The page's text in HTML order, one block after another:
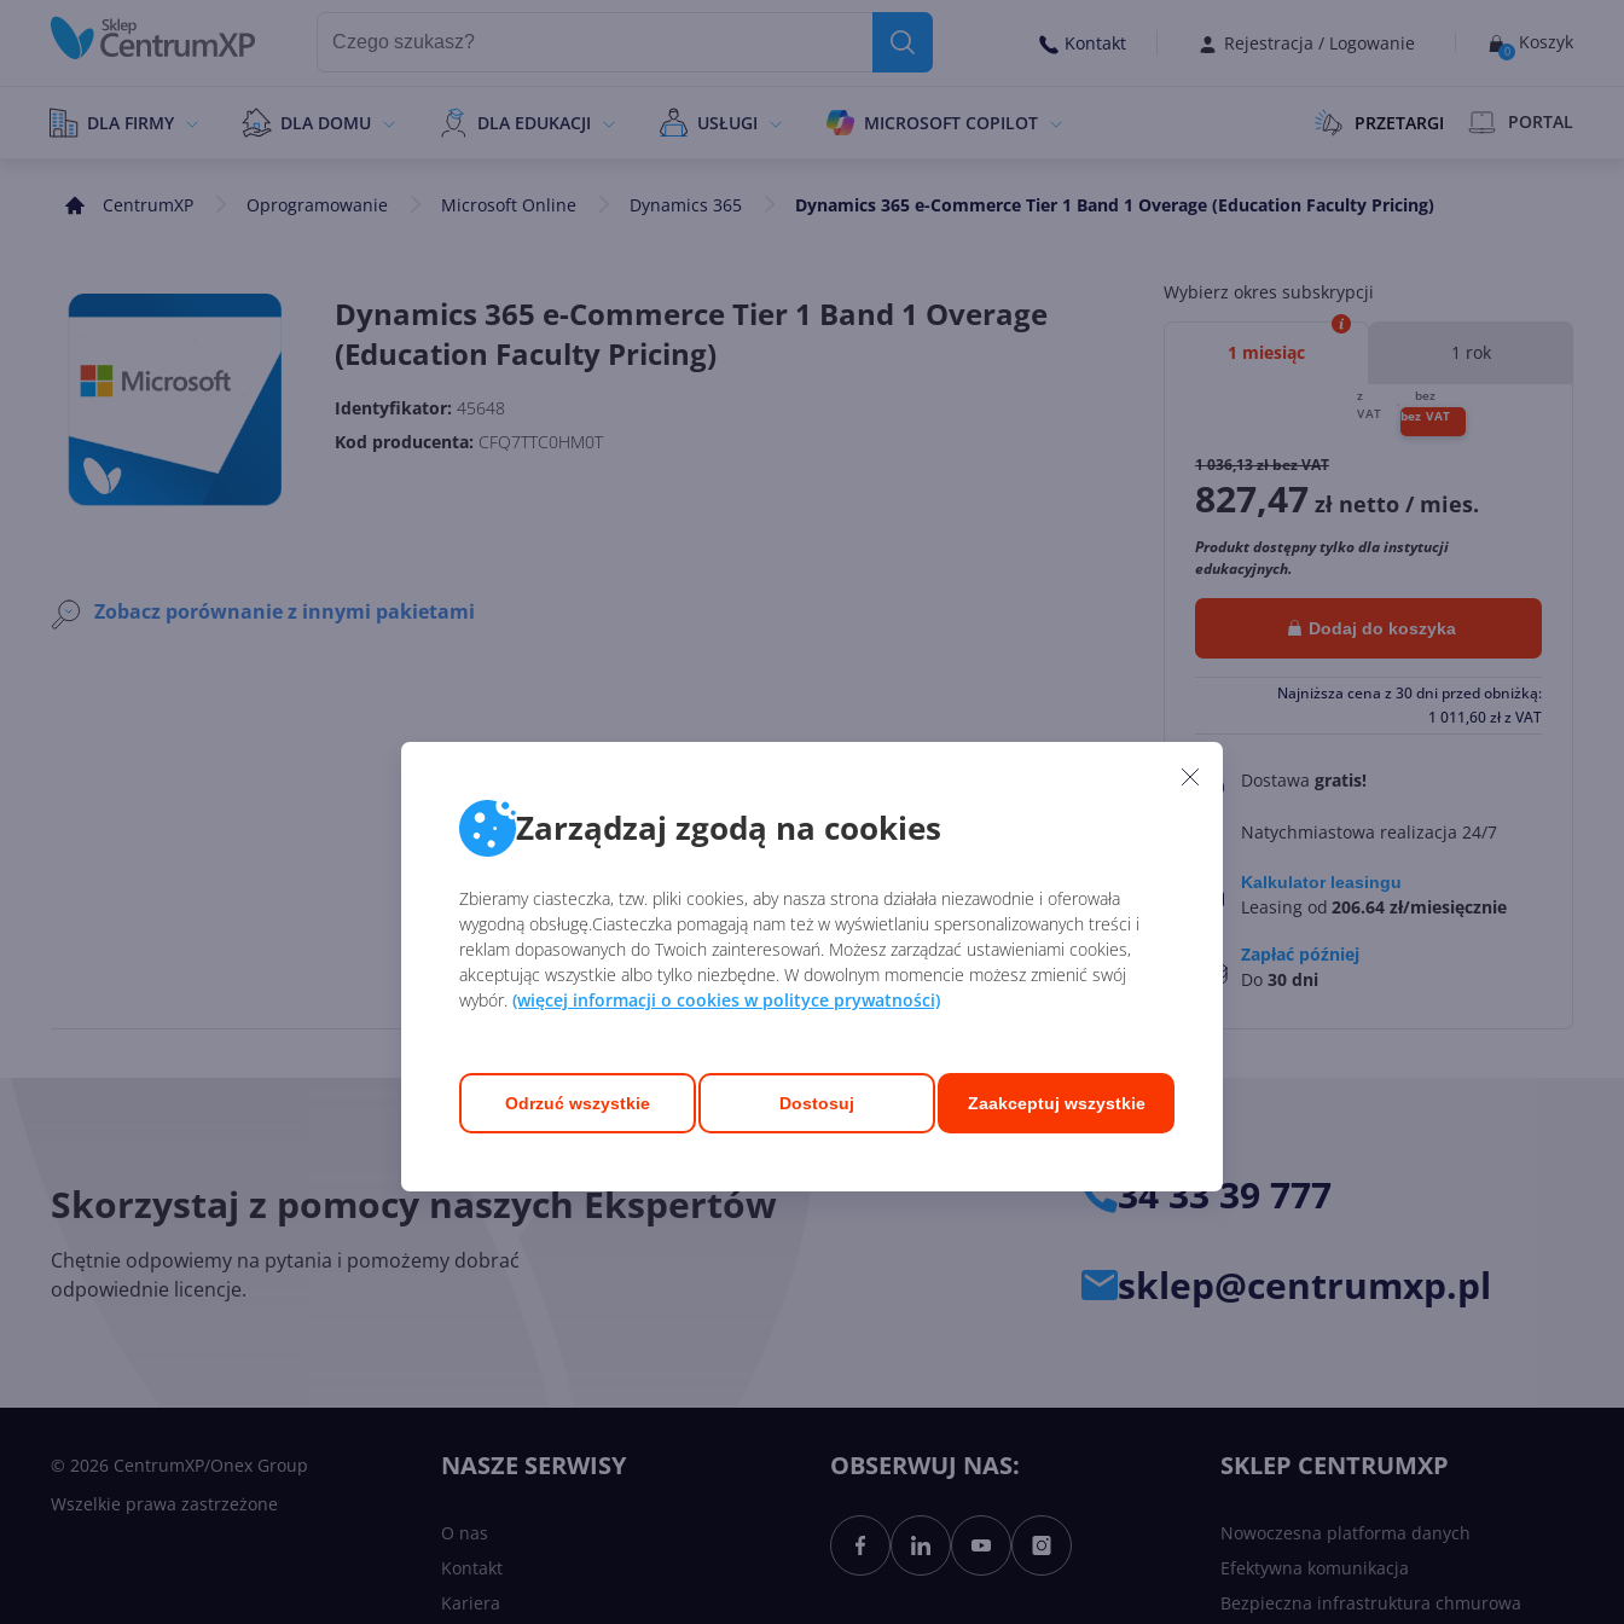
Zarządzaj zgodą na cookies
Zbieramy ciasteczka, tzw. pliki cookies, aby nasza strona działała niezawodnie i oferowała
wygodną obsługę.Ciasteczka pomagają nam też w wyświetlaniu spersonalizowanych treści i
reklam dopasowanych do Twoich zainteresowań. Możesz zarządzać ustawieniami cookies,
akceptując wszystkie albo tylko niezbędne. W dowolnym momencie możesz zmienić swój
wybór. (więcej informacji o cookies w polityce prywatności)
Odrzuć wszystkie Dostosuj Zaakceptuj wszystkie
Kontakt Rejestracja / Logowanie 0 Koszyk
DLA FIRMY DLA DOMU DLA EDUKACJI USŁUGI MICROSOFT COPILOT PRZETARGI PORTAL
CentrumXP Oprogramowanie Microsoft Online Dynamics 365 Dynamics 365 e-Commerce Tier 1 Band 1 Overage (Education Faculty Pricing)
Dynamics 365 e-Commerce Tier 1 Band 1 Overage
(Education Faculty Pricing)
Wybierz okres subskrypcji
1 miesiąc 1 rok
1 036,13zł bez VAT
827,47 zł netto / mies.
Produkt dostępny tylko dla instytucji
edukacyjnych.
Dodaj do koszyka
Najniższa cena z 30 dni przed obniżką:
1 011,60złz VAT
Dostawa gratis!
Natychmiastowa realizacja 24/7
Kalkulator leasingu
Leasing od 206.64 zł/miesięcznie
Zapłać później
Do 30 dni
Identyfikator: 45648
Kod producenta: CFQ7TTC0HM0T
Zobacz porównanie z innymi pakietami
Skorzystaj z pomocy naszych Ekspertów
Chętnie odpowiemy na pytania i pomożemy dobrać
odpowiednie licencje.
34 33 39 777
sklep@centrumxp.pl
© 2026 CentrumXP/Onex Group
Wszelkie prawa zastrzeżone
NASZE SERWISY
O nas
Kontakt
Kariera
OBSERWUJ NAS: SKLEP CENTRUMXP
Nowoczesna platforma danych
Efektywna komunikacja
Bezpieczna infrastruktura chmurowa